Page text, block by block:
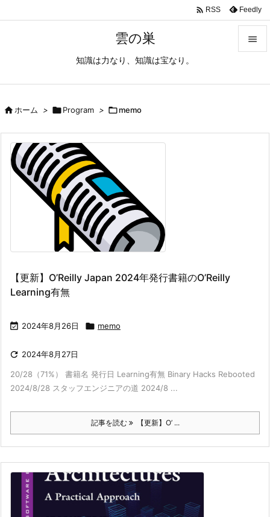
雲の巣
知識は力なり、知識は宝なり。

 RSS Feedly
ホーム > Program > memo
【更新】O’Reilly Japan 2024年発行書籍のO’Reilly
Learning有無
 2024年8月26日  memo
 2024年8月27日
20/28（71%） 書籍名 発行日 Learning有無 Binary Hacks Rebooted
2024/8/28 スタッフエンジニアの道 2024/8 ...
記事を読む 【更新】O’ ...